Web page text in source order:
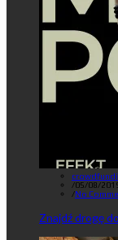
/05/08/
/No
Znajdź drogę